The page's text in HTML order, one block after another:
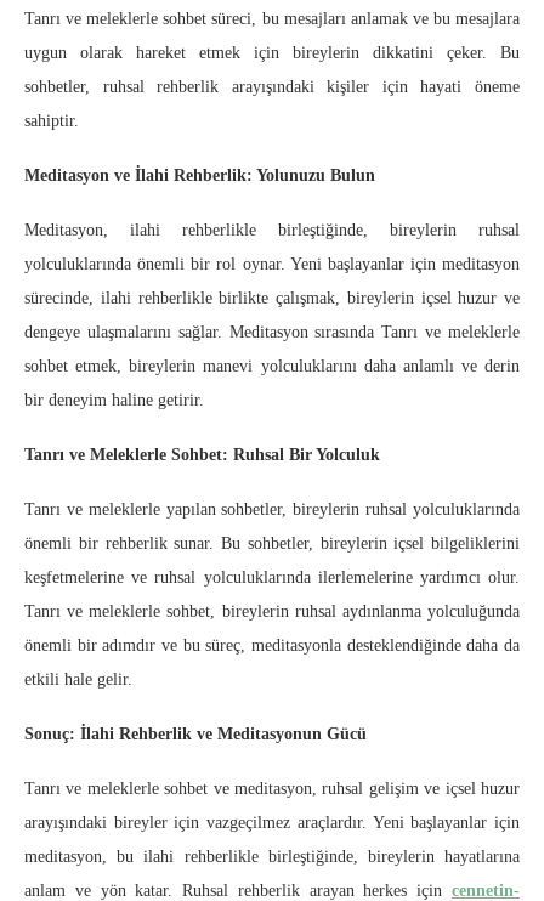
Tanrı ve meleklerle sohbet süreci, bu mesajları anlamak ve bu mesajlara
uygun olarak hareket etmek için bireylerin dikkatini çeker. Bu
sohbetler, ruhsal rehberlik arayışındaki kişiler için hayati öneme
sahiptir.
Meditasyon ve İlahi Rehberlik: Yolunuzu Bulun
Meditasyon, ilahi rehberlikle birleştiğinde, bireylerin ruhsal
yolculuklarında önemli bir rol oynar. Yeni başlayanlar için meditasyon
sürecinde, ilahi rehberlikle birlikte çalışmak, bireylerin içsel huzur ve
dengeye ulaşmalarını sağlar. Meditasyon sırasında Tanrı ve meleklerle
sohbet etmek, bireylerin manevi yolculuklarını daha anlamlı ve derin
bir deneyim haline getirir.
Tanrı ve Meleklerle Sohbet: Ruhsal Bir Yolculuk
Tanrı ve meleklerle yapılan sohbetler, bireylerin ruhsal yolculuklarında
önemli bir rehberlik sunar. Bu sohbetler, bireylerin içsel bilgeliklerini
keşfetmelerine ve ruhsal yolculuklarında ilerlemelerine yardımcı olur.
Tanrı ve meleklerle sohbet, bireylerin ruhsal aydınlanma yolculuğunda
önemli bir adımdır ve bu süreç, meditasyonla desteklendiğinde daha da
etkili hale gelir.
Sonuç: İlahi Rehberlik ve Meditasyonun Gücü
Tanrı ve meleklerle sohbet ve meditasyon, ruhsal gelişim ve içsel huzur
arayışındaki bireyler için vazgeçilmez araçlardır. Yeni başlayanlar için
meditasyon, bu ilahi rehberlikle birleştiğinde, bireylerin hayatlarına
anlam ve yön katar. Ruhsal rehberlik arayan herkes için cennetin-